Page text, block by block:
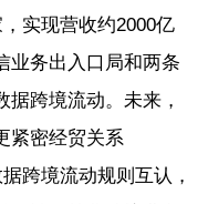
实现营收约2000亿
业务出入口局和两条
据跨境流动。未来，
紧密经贸关系
跨境流动规则互认，